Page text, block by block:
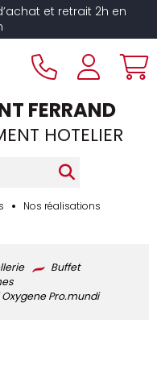
et retrait 2h en
FERRAND
HOTELIER
Nos réalisations
Buffet
Pro.mundi